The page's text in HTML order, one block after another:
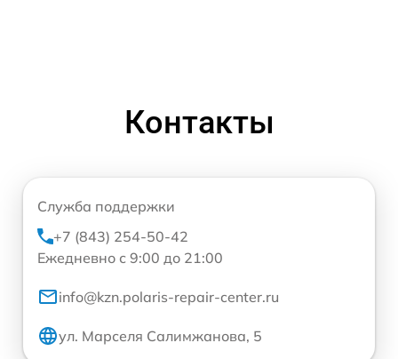
Контакты
Служба поддержки
+7 (843) 254-50-42
Ежедневно с 9:00 до 21:00
info@kzn.polaris-repair-center.ru
ул. Марселя Салимжанова, 5